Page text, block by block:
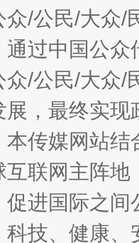
众/公民/大众
过中国公
众/公民/大众
展，最终实
本传媒网站
联网主阵
促进国际之
技、健康